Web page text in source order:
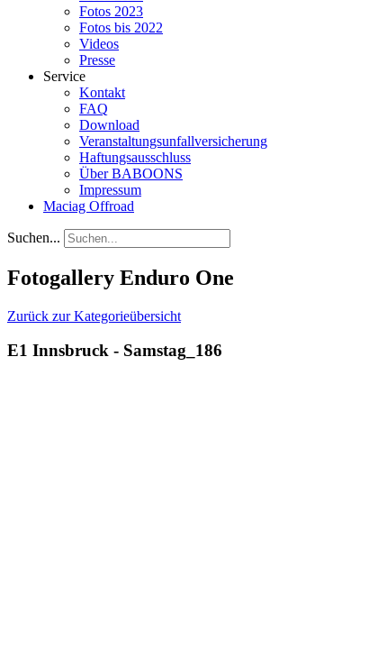
Fotos 2023
Fotos bis 2022
Videos
Presse
Service
Kontakt
FAQ
Download
Veranstaltungsunfallversicherung
Haftungsausschluss
Über BABOONS
Impressum
Maciag Offroad
Suchen...
Fotogallery Enduro One
Zurück zur Kategorieübersicht
E1 Innsbruck - Samstag_186